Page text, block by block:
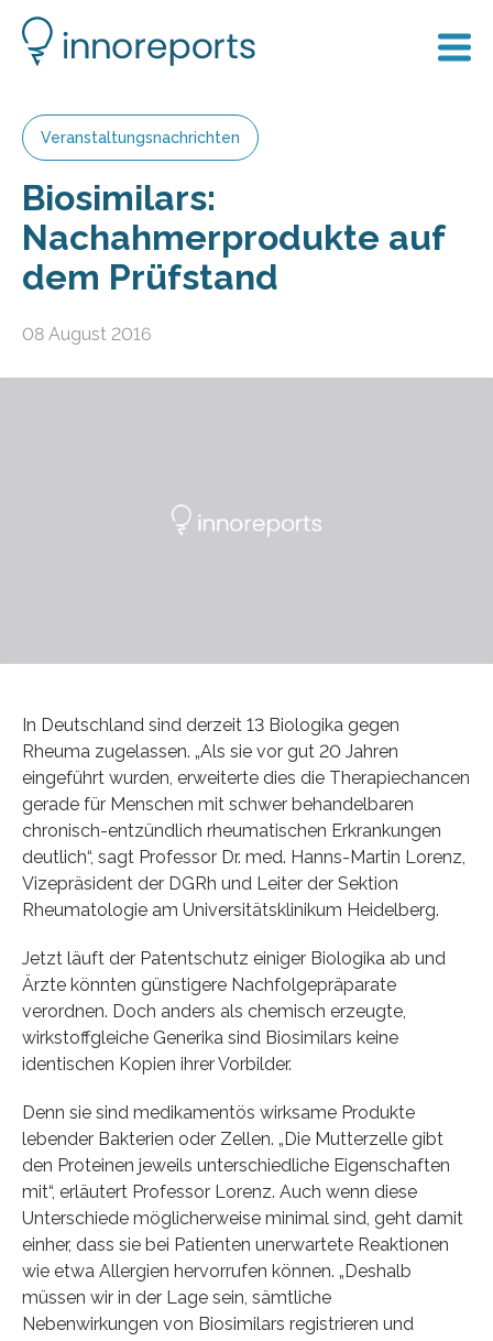
Veranstaltungsnachrichten
Biosimilars:
Nachahmerprodukte auf
dem Prüfstand
08 August 2016
In Deutschland sind derzeit 13 Biologika gegen
Rheuma zugelassen. „Als sie vor gut 20 Jahren
eingeführt wurden, erweiterte dies die Therapiechancen
gerade für Menschen mit schwer behandelbaren
chronisch-entzündlich rheumatischen Erkrankungen
deutlich“, sagt Professor Dr. med. Hanns-Martin Lorenz,
Vizepräsident der DGRh und Leiter der Sektion
Rheumatologie am Universitätsklinikum Heidelberg.
Jetzt läuft der Patentschutz einiger Biologika ab und
Ärzte könnten günstigere Nachfolgepräparate
verordnen. Doch anders als chemisch erzeugte,
wirkstoffgleiche Generika sind Biosimilars keine
identischen Kopien ihrer Vorbilder.
Denn sie sind medikamentös wirksame Produkte
lebender Bakterien oder Zellen. „Die Mutterzelle gibt
den Proteinen jeweils unterschiedliche Eigenschaften
mit“, erläutert Professor Lorenz. Auch wenn diese
Unterschiede möglicherweise minimal sind, geht damit
einher, dass sie bei Patienten unerwartete Reaktionen
wie etwa Allergien hervorrufen können. „Deshalb
müssen wir in der Lage sein, sämtliche
Nebenwirkungen von Biosimilars registrieren und